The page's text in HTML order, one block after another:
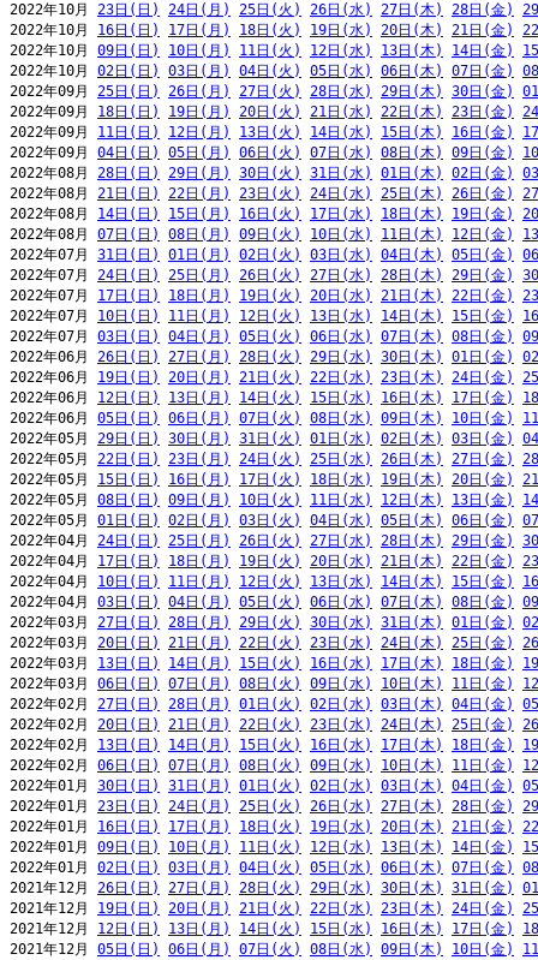
2022年10月 23日(日) 24日(月) 25日(火) 26日(水) 27日(木) 28日(金)
2022年10月 16日(日) 17日(月) 18日(火) 19日(水) 20日(木) 21日(金)
2022年10月 09日(日) 10日(月) 11日(火) 12日(水) 13日(木) 14日(金)
2022年10月 02日(日) 03日(月) 04日(火) 05日(水) 06日(木) 07日(金)
2022年09月 25日(日) 26日(月) 27日(火) 28日(水) 29日(木) 30日(金)
2022年09月 18日(日) 19日(月) 20日(火) 21日(水) 22日(木) 23日(金)
2022年09月 11日(日) 12日(月) 13日(火) 14日(水) 15日(木) 16日(金)
2022年09月 04日(日) 05日(月) 06日(火) 07日(水) 08日(木) 09日(金)
2022年08月 28日(日) 29日(月) 30日(火) 31日(水) 01日(木) 02日(金)
2022年08月 21日(日) 22日(月) 23日(火) 24日(水) 25日(木) 26日(金)
2022年08月 14日(日) 15日(月) 16日(火) 17日(水) 18日(木) 19日(金)
2022年08月 07日(日) 08日(月) 09日(火) 10日(水) 11日(木) 12日(金)
2022年07月 31日(日) 01日(月) 02日(火) 03日(水) 04日(木) 05日(金)
2022年07月 24日(日) 25日(月) 26日(火) 27日(水) 28日(木) 29日(金)
2022年07月 17日(日) 18日(月) 19日(火) 20日(水) 21日(木) 22日(金)
2022年07月 10日(日) 11日(月) 12日(火) 13日(水) 14日(木) 15日(金)
2022年07月 03日(日) 04日(月) 05日(火) 06日(水) 07日(木) 08日(金)
2022年06月 26日(日) 27日(月) 28日(火) 29日(水) 30日(木) 01日(金)
2022年06月 19日(日) 20日(月) 21日(火) 22日(水) 23日(木) 24日(金)
2022年06月 12日(日) 13日(月) 14日(火) 15日(水) 16日(木) 17日(金)
2022年06月 05日(日) 06日(月) 07日(火) 08日(水) 09日(木) 10日(金)
2022年05月 29日(日) 30日(月) 31日(火) 01日(水) 02日(木) 03日(金)
2022年05月 22日(日) 23日(月) 24日(火) 25日(水) 26日(木) 27日(金)
2022年05月 15日(日) 16日(月) 17日(火) 18日(水) 19日(木) 20日(金)
2022年05月 08日(日) 09日(月) 10日(火) 11日(水) 12日(木) 13日(金)
2022年05月 01日(日) 02日(月) 03日(火) 04日(水) 05日(木) 06日(金)
2022年04月 24日(日) 25日(月) 26日(火) 27日(水) 28日(木) 29日(金)
2022年04月 17日(日) 18日(月) 19日(火) 20日(水) 21日(木) 22日(金)
2022年04月 10日(日) 11日(月) 12日(火) 13日(水) 14日(木) 15日(金)
2022年04月 03日(日) 04日(月) 05日(火) 06日(水) 07日(木) 08日(金)
2022年03月 27日(日) 28日(月) 29日(火) 30日(水) 31日(木) 01日(金)
2022年03月 20日(日) 21日(月) 22日(火) 23日(水) 24日(木) 25日(金)
2022年03月 13日(日) 14日(月) 15日(火) 16日(水) 17日(木) 18日(金)
2022年03月 06日(日) 07日(月) 08日(火) 09日(水) 10日(木) 11日(金)
2022年02月 27日(日) 28日(月) 01日(火) 02日(水) 03日(木) 04日(金)
2022年02月 20日(日) 21日(月) 22日(火) 23日(水) 24日(木) 25日(金)
2022年02月 13日(日) 14日(月) 15日(火) 16日(水) 17日(木) 18日(金)
2022年02月 06日(日) 07日(月) 08日(火) 09日(水) 10日(木) 11日(金)
2022年01月 30日(日) 31日(月) 01日(火) 02日(水) 03日(木) 04日(金)
2022年01月 23日(日) 24日(月) 25日(火) 26日(水) 27日(木) 28日(金)
2022年01月 16日(日) 17日(月) 18日(火) 19日(水) 20日(木) 21日(金)
2022年01月 09日(日) 10日(月) 11日(火) 12日(水) 13日(木) 14日(金)
2022年01月 02日(日) 03日(月) 04日(火) 05日(水) 06日(木) 07日(金)
2021年12月 26日(日) 27日(月) 28日(火) 29日(水) 30日(木) 31日(金)
2021年12月 19日(日) 20日(月) 21日(火) 22日(水) 23日(木) 24日(金)
2021年12月 12日(日) 13日(月) 14日(火) 15日(水) 16日(木) 17日(金)
2021年12月 05日(日) 06日(月) 07日(火) 08日(水) 09日(木) 10日(金)